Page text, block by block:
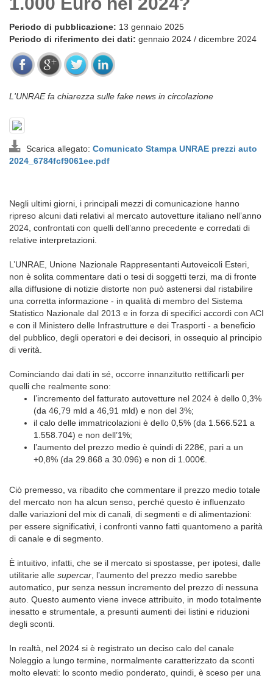
Periodo di pubblicazione: 13 gennaio 2025
Periodo di riferimento dei dati: gennaio 2024 / dicembre 2024
L'UNRAE fa chiarezza sulle fake news in circolazione
Scarica allegato: Comunicato Stampa UNRAE prezzi auto
2024_6784fcf9061ee.pdf
Negli ultimi giorni, i principali mezzi di comunicazione hanno
ripreso alcuni dati relativi al mercato autovetture italiano nell’anno
2024, confrontati con quelli dell’anno precedente e corredati di
relative interpretazioni.
L’UNRAE, Unione Nazionale Rappresentanti Autoveicoli Esteri,
non è solita commentare dati o tesi di soggetti terzi, ma di fronte
alla diffusione di notizie distorte non può astenersi dal ristabilire
una corretta informazione - in qualità di membro del Sistema
Statistico Nazionale dal 2013 e in forza di specifici accordi con ACI
e con il Ministero delle Infrastrutture e dei Trasporti - a beneficio
del pubblico, degli operatori e dei decisori, in ossequio al principio
di verità.
Cominciando dai dati in sé, occorre innanzitutto rettificarli per
quelli che realmente sono:
l’incremento del fatturato autovetture nel 2024 è dello 0,3%
(da 46,79 mld a 46,91 mld) e non del 3%;
il calo delle immatricolazioni è dello 0,5% (da 1.566.521 a
1.558.704) e non dell’1%;
l’aumento del prezzo medio è quindi di 228€, pari a un
+0,8% (da 29.868 a 30.096) e non di 1.000€.
Ciò premesso, va ribadito che commentare il prezzo medio totale
del mercato non ha alcun senso, perché questo è influenzato
dalle variazioni del mix di canali, di segmenti e di alimentazioni:
per essere significativi, i confronti vanno fatti quantomeno a parità
di canale e di segmento.
È intuitivo, infatti, che se il mercato si spostasse, per ipotesi, dalle
utilitarie alle supercar , l’aumento del prezzo medio sarebbe
automatico, pur senza nessun incremento del prezzo di nessuna
auto. Questo aumento viene invece attribuito, in modo totalmente
inesatto e strumentale, a presunti aumenti dei listini e riduzioni
degli sconti.
In realtà, nel 2024 si è registrato un deciso calo del canale
Noleggio a lungo termine, normalmente caratterizzato da sconti
molto elevati: lo sconto medio ponderato, quindi, è sceso per una